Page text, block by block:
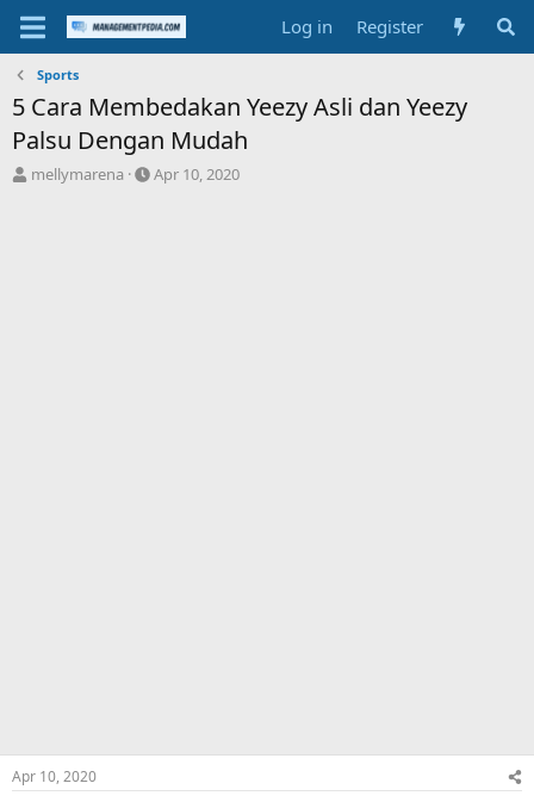
Log in Register
Sports
5 Cara Membedakan Yeezy Asli dan Yeezy
Palsu Dengan Mudah
T
mellymarena
S
Apr 10, 2020
Apr 10, 2020